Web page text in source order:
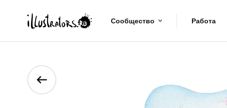
Сообщество Работа